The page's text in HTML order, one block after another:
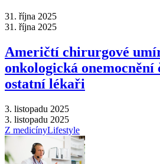
31. října 2025
31. října 2025
Američtí chirurgové
onkologická onemocnění
ostatní lékaři
3. listopadu 2025
3. listopadu 2025
Z medicínyLifestyle